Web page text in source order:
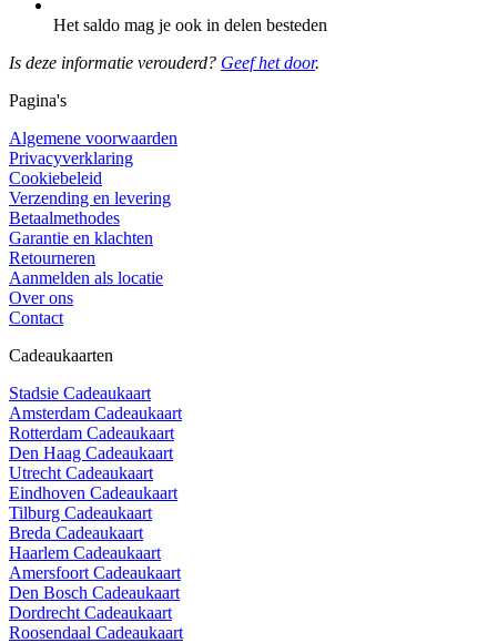
Het saldo mag je ook in delen besteden
Is deze informatie verouderd? Geef het door.
Pagina's
Algemene voorwaarden
Privacyverklaring
Cookiebeleid
Verzending en levering
Betaalmethodes
Garantie en klachten
Retourneren
Aanmelden als locatie
Over ons
Contact
Cadeaukaarten
Stadsie Cadeaukaart
Amsterdam Cadeaukaart
Rotterdam Cadeaukaart
Den Haag Cadeaukaart
Utrecht Cadeaukaart
Eindhoven Cadeaukaart
Tilburg Cadeaukaart
Breda Cadeaukaart
Haarlem Cadeaukaart
Amersfoort Cadeaukaart
Den Bosch Cadeaukaart
Dordrecht Cadeaukaart
Roosendaal Cadeaukaart